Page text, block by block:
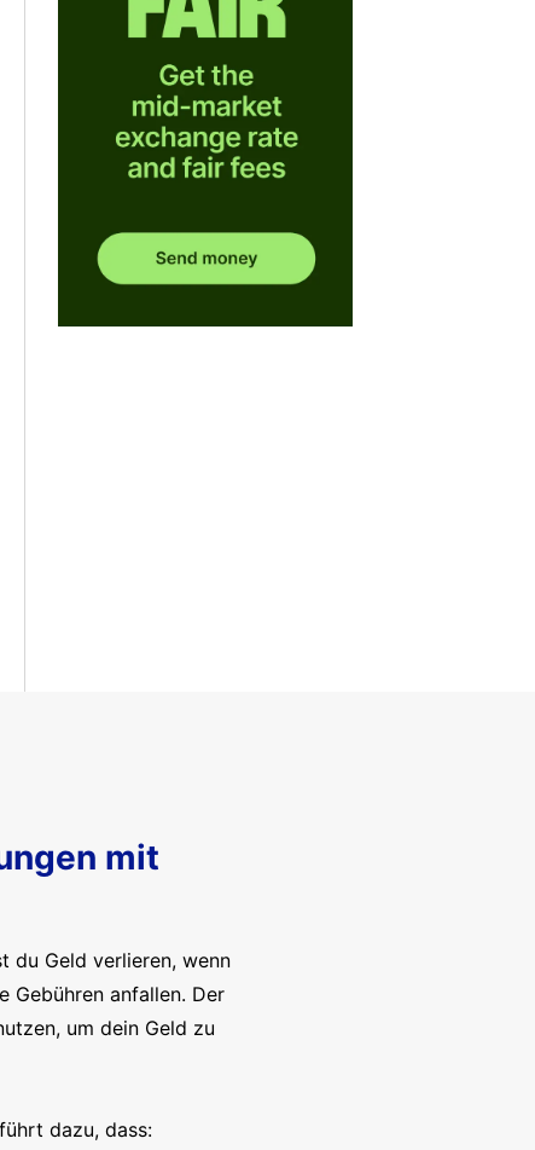
mit
du Geld verlieren, wenn
Gebühren anfallen. Der
um dein Geld zu
dazu, dass: